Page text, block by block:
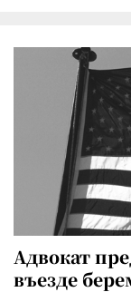
Адвокат
въезде